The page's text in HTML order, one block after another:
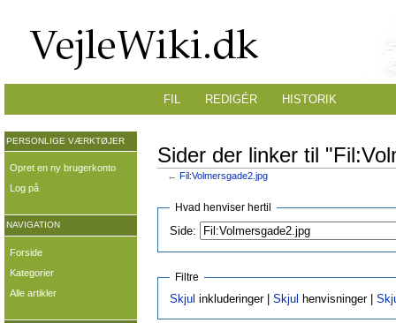
Sider der linker til
← Fil:Volmersgade2.jpg
Hvad henviser hertil
Side:
Filtre
Skjul inkluderinger | Skjul henvisninger |
FIL REDIGÉR HISTORIK
PERSONLIGE VÆRKTØJER
Opret en ny brugerkonto
Log på
NAVIGATION
Forside
Kategorier
Alle artikler